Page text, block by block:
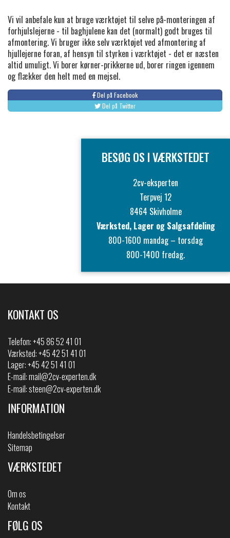
Vi vil anbefale kun at bruge værktøjet til selve på-monteringen af
forhjulslejerne - til baghjulene kan det (normalt) godt bruges til
afmontering. Vi bruger ikke selv værktøjet ved afmontering af
hjullejerne foran, af hensyn til styrken i værktøjet - det er næsten
altid umuligt. Vi borer kørner-prikkerne ud, borer ringen igennem
og flækker den helt med en mejsel.
Del på Facebook
Del på Twitter
BESØG OS I VÆRKSTEDET
2cv-eksperten
Terpvej 12
8464 Skivholme
Værksted, Lager og Salgsafdeling
800-1600 mandag – torsdag
800-1400 fredag.
KONTAKT OS
Telefon:+45 86 52 41 01
Værksted: +45 42 51 41 01
Lager: +45 42 51 41 01
E-mail:mail@2cv-experten.dk
E-mail:steen@2cv-experten.dk
INFORMATION
Handelsbetingelser
Sitemap
VÆRKSTEDET
Om os
Kontakt
FØLG OS